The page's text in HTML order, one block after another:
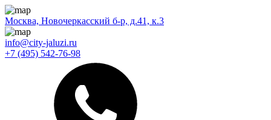
Москва, Новочеркасский б-р, д.41, к.3
info@city-jaluzi.ru
+7 (495) 542-76-98